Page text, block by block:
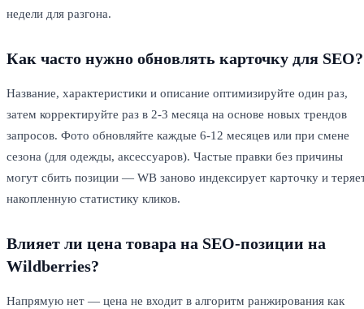
недели для разгона.
Как часто нужно обновлять карточку для SEO?
Название, характеристики и описание оптимизируйте один раз,
затем корректируйте раз в 2-3 месяца на основе новых трендов
запросов. Фото обновляйте каждые 6-12 месяцев или при смене
сезона (для одежды, аксессуаров). Частые правки без причины
могут сбить позиции — WB заново индексирует карточку и
накопленную статистику кликов.
Влияет ли цена товара на SEO-позиции на
Wildberries?
Напрямую нет — цена не входит в алгоритм ранжирования как